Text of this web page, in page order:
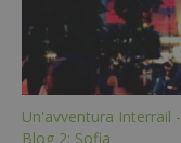
Un'avventura Interrail -
Blog 2: Sofia